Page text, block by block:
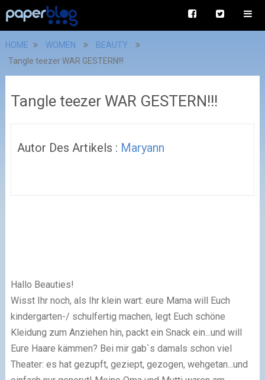
HOME WOMEN
BEAUTY
Tangle teezer WAR GESTERN!!!
Tangle teezer WAR GESTERN!!!
Autor Des Artikels : Maryann
Hallo Beauties!
Wisst Ihr noch, als Ihr klein wart: eure Mama will Euch
kindergarten-/ schulfertig machen, legt Euch schöne
Kleidung zum Anziehen hin, packt ein Snack ein...und will
Eure Haare kämmen? Bei mir gab`s damals schon viel
Theater: es hat gezupft, geziept, gezogen, wehgetan...und